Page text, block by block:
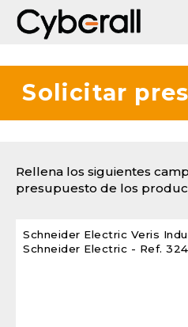
Solicitar
Rellena los siguientes
presupuesto de los